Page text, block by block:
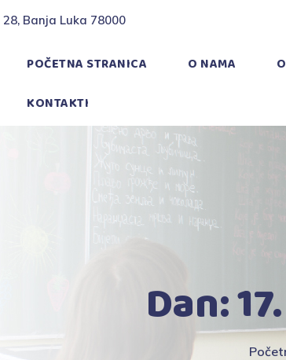
Banja Luka 78000
POČETNA STRANICA O NAMA
KONTAKTI
Dan: